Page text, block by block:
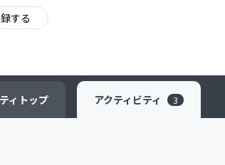
ド
Social Good CAMPFIRE Creation
する
ィ トップ アクティビティ 3